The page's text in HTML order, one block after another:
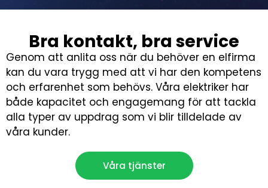
Bra kontakt, bra service
Genom att anlita oss när du behöver en elfirma
kan du vara trygg med att vi har den kompetens
och erfarenhet som behövs. Våra elektriker har
både kapacitet och engagemang för att tackla
alla typer av uppdrag som vi blir tilldelade av
våra kunder.
Våra tjänster